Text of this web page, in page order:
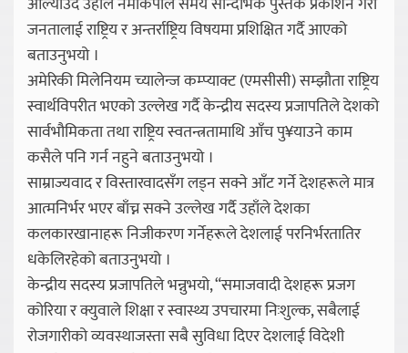
जनतालाई राष्ट्रिय र अन्तर्राष्ट्रिय विषयमा प्रशिक्षित गर्दै आएको
बताउनुभयो ।
अमेरिकी मिलेनियम च्यालेन्ज कम्प्याक्ट (एमसीसी) सम्झौता राष्ट्रिय
स्वार्थविपरीत भएको उल्लेख गर्दै केन्द्रीय सदस्य प्रजापतिले देशको
सार्वभौमिकता तथा राष्ट्रिय स्वतन्त्रतामाथि आँच पु¥याउने काम
कसैले पनि गर्न नहुने बताउनुभयो ।
साम्राज्यवाद र विस्तारवादसँग लड्न सक्ने आँट गर्ने देशहरूले मात्र
आत्मनिर्भर भएर बाँच्न सक्ने उल्लेख गर्दै उहाँले देशका
कलकारखानाहरू निजीकरण गर्नेहरूले देशलाई परनिर्भरतातिर
धकेलिरहेको बताउनुभयो ।
केन्द्रीय सदस्य प्रजापतिले भन्नुभयो, “समाजवादी देशहरू प्रजग
कोरिया र क्युवाले शिक्षा र स्वास्थ्य उपचारमा निःशुल्क, सबैलाई
रोजगारीको व्यवस्थाजस्ता सबै सुविधा दिएर देशलाई विदेशी